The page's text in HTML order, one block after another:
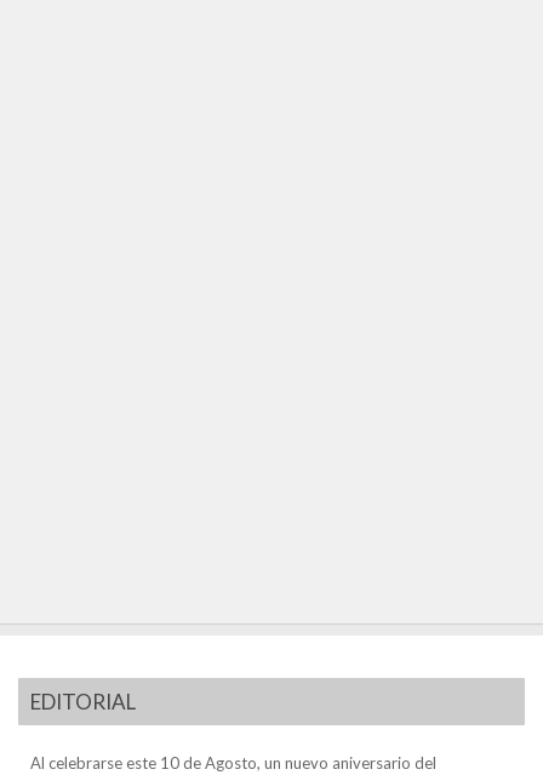
EDITORIAL
Al celebrarse este 10 de Agosto, un nuevo aniversario del